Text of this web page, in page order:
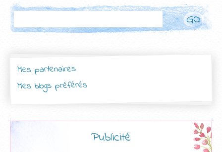
Mes partenaires
Mes blogs préférés
Publicité